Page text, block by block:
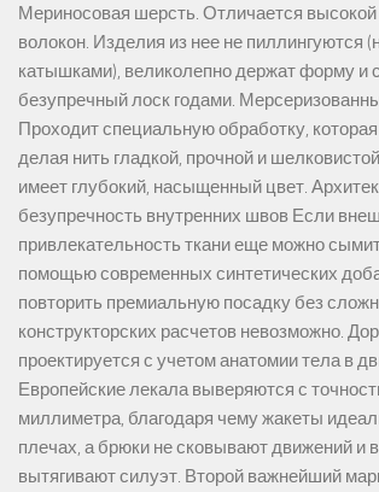
Мериносовая шерсть. Отличается высокой
волокон. Изделия из нее не пиллингуются
катышками), великолепно держат форму и
безупречный лоск годами.
Проходит специальную обработку,
делая нить гладкой, прочной и
имеет глубокий, насыщенный цвет.
безупречность внутренних швов Если
привлекательность ткани еще можно
помощью современных синтетических
повторить премиальную посадку без
конструкторских расчетов невозможно.
проектируется с учетом анатомии тела в
Европейские лекала выверяются с
миллиметра, благодаря чему жакеты
плечах, а брюки не сковывают движений и
вытягивают силуэт. Второй важнейший